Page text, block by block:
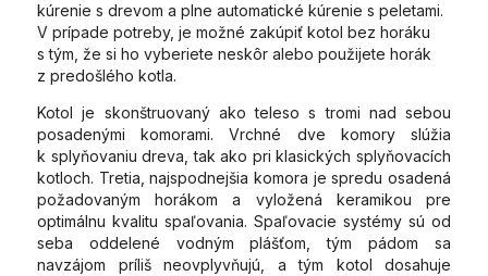
kúrenie s drevom a plne automatické kúrenie s peletami.
V prípade potreby, je možné zakúpiť kotol bez horáku
s tým, že si ho vyberiete neskôr alebo použijete horák
z predošlého kotla.
Kotol je skonštruovaný ako teleso s tromi nad sebou
posadenými komorami. Vrchné dve komory slúžia
k splyňovaniu dreva, tak ako pri klasických splyňovacích
kotloch. Tretia, najspodnejšia komora je spredu osadená
požadovaným horákom a vyložená keramikou pre
optimálnu kvalitu spaľovania. Spaľovacie systémy sú od
seba oddelené vodným plášťom, tým pádom sa
navzájom príliš neovplyvňujú, a tým kotol dosahuje